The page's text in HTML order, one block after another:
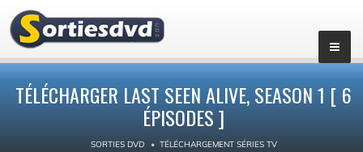
TÉLÉCHARGER LAST SEEN ALIVE, SEASON 1 [ 6
ÉPISODES ]
SORTIES DVD TÉLÉCHARGEMENT SÉRIES TV